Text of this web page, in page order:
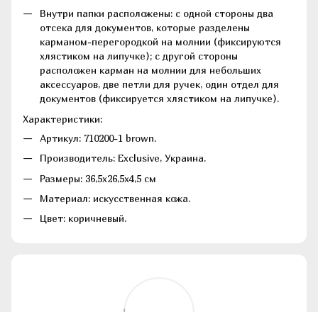
Внутри папки расположены: с одной стороны два
отсека для документов, которые разделены
карманом-перегородкой на молнии (фиксируются
хлястиком на липучке); с другой стороны
расположен карман на молнии для небольших
аксессуаров, две петли для ручек, один отдел для
документов (фиксируется хлястиком на липучке).
Характеристики:
Артикул: 710200-1 brown.
Производитель: Exclusive, Украина.
Размеры: 36,5х26,5х4,5 см
Материал: искусственная кожа.
Цвет: коричневый.